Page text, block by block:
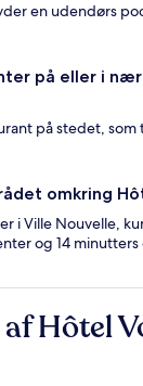
en udendørs
på eller i
på stedet,
omkring
i Ville Nouvelle,
og 14
Hôtel